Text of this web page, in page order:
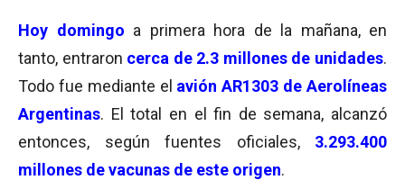
Hoy domingo a primera hora de la mañana, en
tanto, entraron cerca de 2.3 millones de unidades.
Todo fue mediante el avión AR1303 de Aerolíneas
Argentinas. El total en el fin de semana, alcanzó
entonces, según fuentes oficiales, 3.293.400
millones de vacunas de este origen.